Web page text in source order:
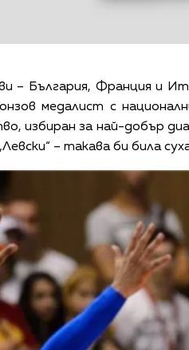
– България, Франция и
медалист с
избиран за най-добър
– такава би била